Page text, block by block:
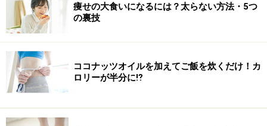
痩せの大食いになるには？太らない方法・5つ
の裏技
ココナッツオイルを加えてご飯を炊くだけ！カ
ロリーが半分に⁉